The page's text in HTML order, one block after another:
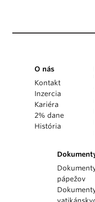
O nás
Kontakt
Inzercia
Kariéra
2% dane
História
pápežov